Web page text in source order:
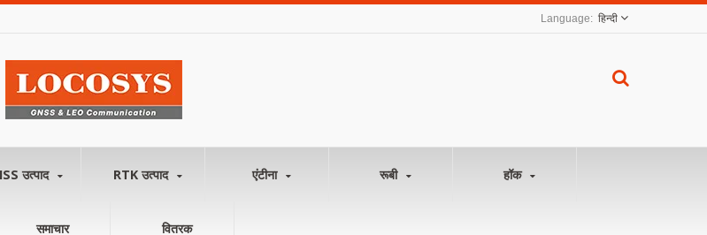
हिन्दी
उत्पाद RTK उत्पाद एंटीना रूबी हॉक
समाचार वितरक